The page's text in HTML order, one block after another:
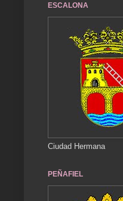
ESCALONA
Ciudad Hermana
PEÑAFIEL